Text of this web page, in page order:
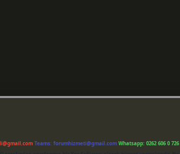
Teams: forumhizmeti@gmail.com Whatsapp: 0262 606 0 726